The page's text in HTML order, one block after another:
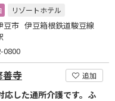
リゾートホテル
豆市 伊豆箱根鉄道駿豆線
0800
善寺 追加
応した通所介護です。ふ